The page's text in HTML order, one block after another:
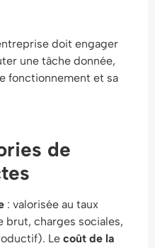
doit engager
une tâche donnée,
fonctionnement et sa
de
: valorisée au taux
brut, charges sociales,
Le coût de la